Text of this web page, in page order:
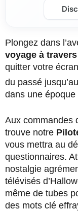
Plongez dans
voyage à
quitter votre
du passé jusqu’au
dans une époque
Aux commandes
trouve notre
vous mettra au
questionnaires.
nostalgie
télévisés
même de tubes
des mots clé